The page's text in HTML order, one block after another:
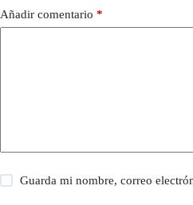
Añadir comentario *
Guarda mi nombre, correo